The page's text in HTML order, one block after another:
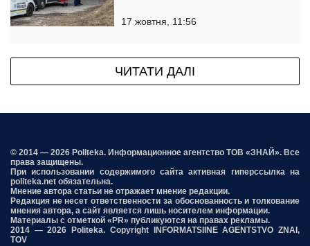
17 жовтня, 11:56
ЧИТАТИ ДАЛІ
© 2014 — 2026 Politeka. Информационное агентство ТОВ «ЗНАЙ». Все
права защищены.
При использовании содержимого сайта активная гиперссылка на
politeka.net обязательна.
Мнение автора статьи не отражает мнение редакции.
Редакция не несет ответственности за обоснованность и толкование
мнения автора, а сайт является лишь носителем информации.
Материалы с отметкой «PR» публикуются на правах рекламы.
2014 — 2026 Politeka. Copyright INFORMATSIINE AGENTSTVO ZNAI,
TOV